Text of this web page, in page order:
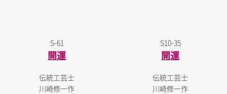
S-61
開運
伝統工芸士
川崎修一作
S10-35
開運
伝統工芸士
川崎修一作